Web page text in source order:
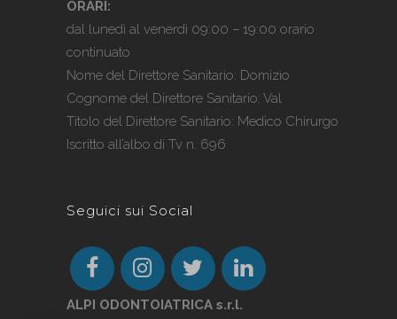
ORARI:
dal lunedì al venerdì 09:00 – 19:00 orario
continuato
Nome del Direttore Sanitario: Domizio
Cognome del Direttore Sanitario: Val
Titolo del Direttore Sanitario: Medico Chirurgo
Iscritto all’albo di Tv n. 696
Seguici sui Social
ALPI ODONTOIATRICA s.r.l.